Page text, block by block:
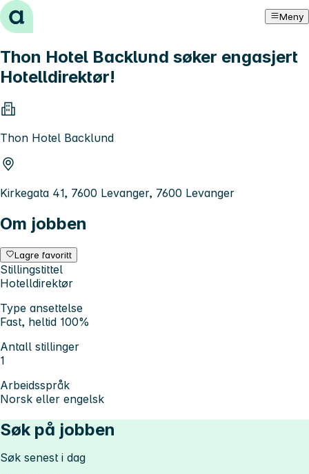
Hopp til innhold Meny
Thon Hotel Backlund søker engasjert
Hotelldirektør!
Thon Hotel Backlund
Kirkegata 41, 7600 Levanger, 7600 Levanger
Om jobben
Lagre favoritt
Stillingstittel
Hotelldirektør
Type ansettelse
Fast, heltid 100%
Antall stillinger
1
Arbeidsspråk
Norsk eller engelsk
Søk på jobben
Søk senest i dag